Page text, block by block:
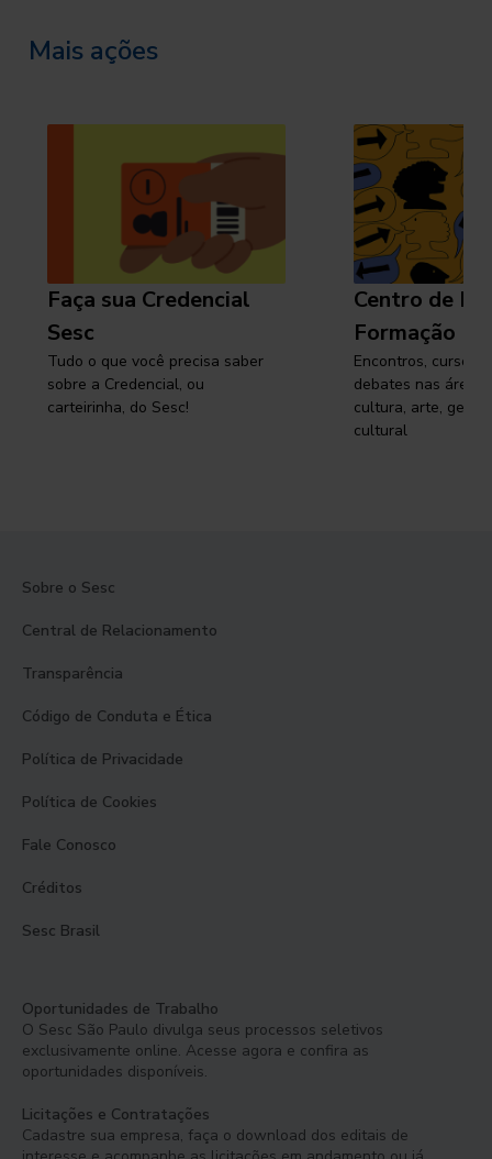
Mais ações
Faça sua Credencial
Sesc
Tudo o que você precisa saber
sobre a Credencial, ou
carteirinha, do Sesc!
Centro de
Formação
Encontros, cursos,
debates nas áreas
cultura, arte,
cultural
Sobre o Sesc
Central de Relacionamento
Transparência
Código de Conduta e Ética
Política de Privacidade
Política de Cookies
Fale Conosco
Créditos
Sesc Brasil
Oportunidades de Trabalho
O Sesc São Paulo divulga seus processos seletivos
exclusivamente online. Acesse agora e confira as
oportunidades disponíveis.
Licitações e Contratações
Cadastre sua empresa, faça o download dos editais de